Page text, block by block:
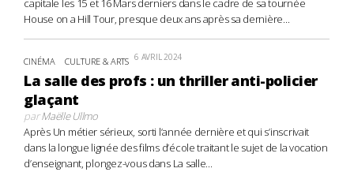
capitale les 15 et 16 Mars derniers dans le cadre de sa tournée
House on a Hill Tour, presque deux ans après sa dernière...
CINÉMA CULTURE & ARTS 6 AVRIL 2024
La salle des profs : un thriller anti-policier
glaçant
parMaëlle Ullmo
Après Un métier sérieux, sorti l’année dernière et qui s’inscrivait
dans la longue lignée des films d’école traitant le sujet de la vocation
d’enseignant, plongez-vous dans La salle...